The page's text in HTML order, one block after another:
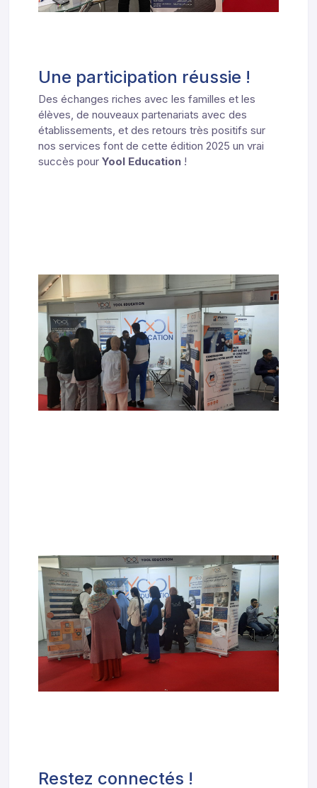
Une participation réussie !
Des échanges riches avec les familles et les
élèves, de nouveaux partenariats avec des
établissements, et des retours très positifs sur
nos services font de cette édition 2025 un vrai
succès pour Yool Education !
Restez connectés !